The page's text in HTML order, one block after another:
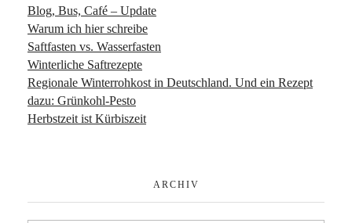
Blog, Bus, Café – Update
Warum ich hier schreibe
Saftfasten vs. Wasserfasten
Winterliche Saftrezepte
Regionale Winterrohkost in Deutschland. Und ein Rezept
dazu: Grünkohl-Pesto
Herbstzeit ist Kürbiszeit
ARCHIV